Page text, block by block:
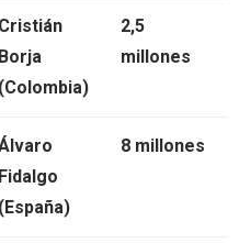
Cristián
Borja
(Colombia)
2,5
millones
Fidalgo
(España)
8 millones